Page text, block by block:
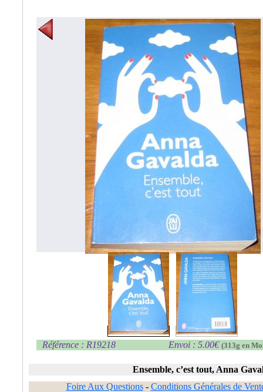
Référence : R19218 Envoi : 5.00€ (313g en
Ensemble, c’est tout, Anna
Foire Aux Questions- Conditions Générales de